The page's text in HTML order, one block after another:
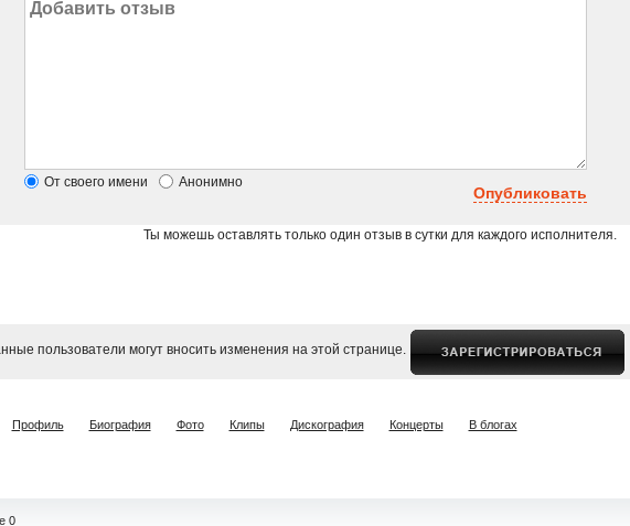
От своего имени Анонимно
Опубликовать
Ты можешь оставлять только один отзыв в сутки для каждого исполнителя.
пользователи могут вносить изменения на этой странице.
Профиль Биография Фото Клипы Дискография Концерты В блогах
0